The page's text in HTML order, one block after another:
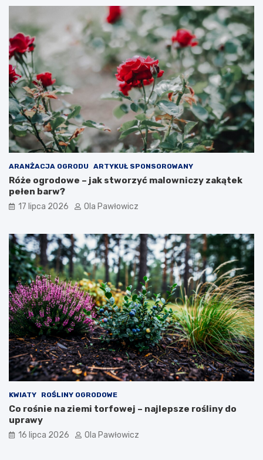
ARANŻACJA OGRODU ARTYKUŁ SPONSOROWANY
Róże ogrodowe – jak stworzyć malowniczy zakątek
pełen barw?
17 lipca 2026 Ola Pawłowicz
KWIATY ROŚLINY OGRODOWE
Co rośnie na ziemi torfowej – najlepsze rośliny do
uprawy
16 lipca 2026 Ola Pawłowicz